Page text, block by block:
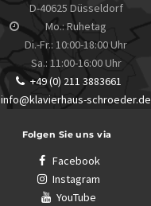
D-40625 Düsseldorf
Mo.: Ruhetag
Di.-Fr.: 10:00-18:00 Uhr
Sa.: 11:00-16:00 Uhr
+49 (0) 211 3883661
info@klavierhaus-schroeder.de
Folgen Sie uns via
Facebook
Instagram
YouTube